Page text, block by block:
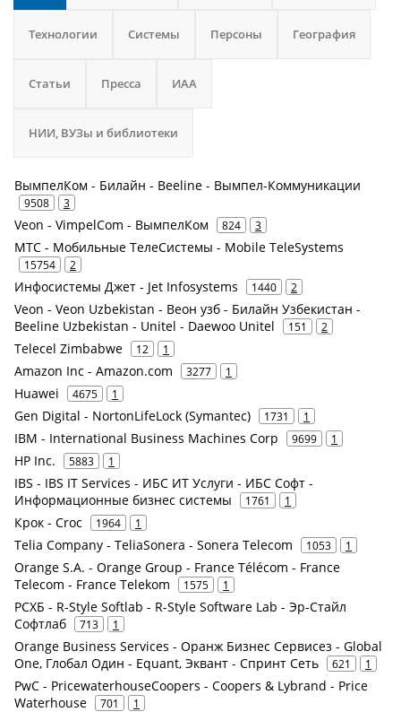
Технологии Системы Персоны География
Статьи Пресса ИАА
НИИ, ВУЗы и библиотеки
ВымпелКом - Билайн - Beeline - Вымпел-Коммуникации
9508 3
Veon - VimpelCom - ВымпелКом 824 3
МТС - Мобильные ТелеСистемы - Mobile TeleSystems
15754 2
Инфосистемы Джет - Jet Infosystems 1440 2
Veon - Veon Uzbekistan - Веон узб - Билайн Узбекистан -
Beeline Uzbekistan - Unitel - Daewoo Unitel
151 2
Telecel Zimbabwe 12 1
Amazon Inc - Amazon.com 3277 1
Huawei 4675 1
Gen Digital - NortonLifeLock (Symantec) 1731 1
IBM - International Business Machines Corp 9699 1
HP Inc. 5883 1
IBS - IBS IT Services - ИБС ИТ Услуги - ИБС Софт -
Информационные бизнес системы
1761 1
Крок - Croc 1964 1
Telia Company - TeliaSonera - Sonera Telecom 1053 1
Orange S.A. - Orange Group - France Télécom - France
Telecom - France Telekom
1575 1
РСХБ - R-Style Softlab - R-Style Software Lab - Эр-Стайл
Софтлаб
713 1
Orange Business Services - Оранж Бизнес Сервисез - Global
One, Глобал Один - Equant, Эквант - Спринт Сеть
621 1
PwC - PricewaterhouseCoopers - Coopers & Lybrand - Price
Waterhouse
701 1